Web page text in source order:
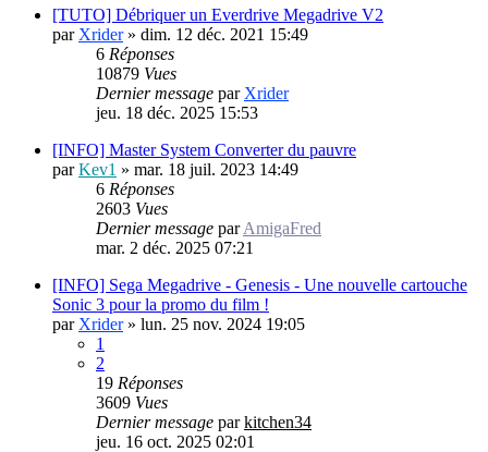
[TUTO] Débriquer un Everdrive Megadrive V2
par Xrider» dim. 12 déc. 2021 15:49
6 Réponses
10879 Vues
Dernier message par Xrider
jeu. 18 déc. 2025 15:53
[INFO] Master System Converter du pauvre
parKev1 » mar. 18 juil. 2023 14:49
6 Réponses
2603 Vues
Dernier message parAmigaFred
mar. 2 déc. 2025 07:21
[INFO] Sega Megadrive - Genesis - Une nouvelle cartouche
Sonic 3 pour la promo du film !
par Xrider» lun. 25 nov. 2024 19:05
1
2
19 Réponses
3609 Vues
Dernier message parkitchen34
jeu. 16 oct. 2025 02:01